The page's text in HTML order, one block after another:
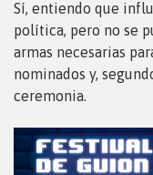
Sí, entiendo que
política, pero no se
armas necesarias
nominados y,
ceremonia.